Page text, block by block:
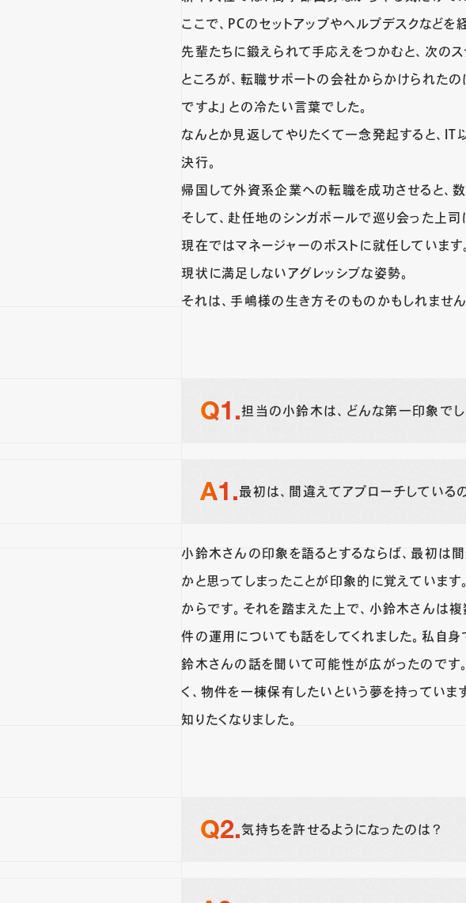
ここで、PCのセットアップやヘルプデスクなどを経
先輩たちに鍛えられて手応えをつかむと、次のス
ところが、転職サポートの会社からかけられた
ですよ」との冷たい言葉でした。
なんとか見返してやりたくて一念発起すると、IT
決行。
帰国して外資系企業への転職を成功させると、
そして、赴任地のシンガポールで巡り会った上司
現在ではマネージャーのポストに就任しています。
現状に満足しないアグレッシブな姿勢。
それは、手嶋様の生き方そのものかもしれません
担当の小鈴木は、どんな第一印象でし
最初は、間違えてアプローチしている
小鈴木さんの印象を語るとするならば、最初は
かと思ってしまったことが印象的に覚えていま
からです。それを踏まえた上で、小鈴木さんは
件の運用についても話をしてくれました。私自
鈴木さんの話を聞いて可能性が広がったのです
く、物件を一棟保有したいという夢を持ってい
知りたくなりました。
気持ちを許せるようになったのは？